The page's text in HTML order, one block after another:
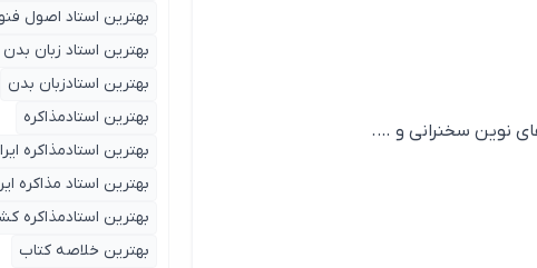
بهترین استاد اصول
بهترین استاد زبان بدن
بهترین استادزبان بدن
بهترین استادمذاکره
بهترین استادمذاکره
بهترین استاد مذاکره
بهترین استادمذاکره
بهترین خلاصه کتاب